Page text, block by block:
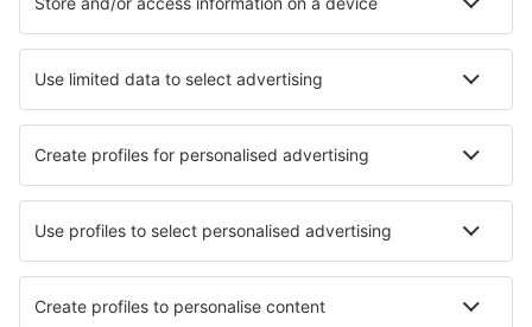
Hoteluri în Madrid Hoteluri în Esquinzo
Hoteluri în Los Cristianos Hoteluri în Calella De Palafrugell
Hoteluri în Guardamar del Segura
Cele mai bune hoteluri - orașe
Hoteluri în Karlsbad Hoteluri în Plzen